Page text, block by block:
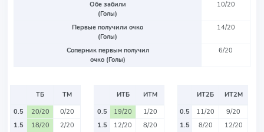
Обе забили
(Голы)
10/20
Первые получили очко
(Голы)
14/20
Соперник первым получил
очко (Голы)
6/20
ТБ
ТМ
0.5
20/20
0/20
1.5
18/20
2/20
ИТБ
ИТМ
0.5
19/20
1/20
1.5
12/20
8/20
ИТ2Б
ИТ2М
0.5
11/20
9/20
1.5
8/20
12/20